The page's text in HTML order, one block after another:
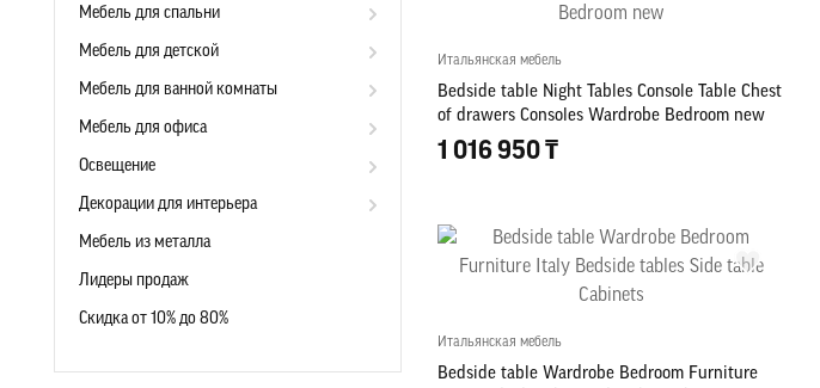
Мебель для спальни
Мебель для детской
Мебель для ванной комнаты
Мебель для офиса
Освещение
Декорации для интерьера
Мебель из металла
Лидеры продаж
Скидка от 10% до 80%
Итальянская мебель
Bedside table Night Tables Console Table Chest
of drawers Consoles Wardrobe Bedroom new
1 016 950 ₸
Итальянская мебель
Bedside table Wardrobe Bedroom Furniture